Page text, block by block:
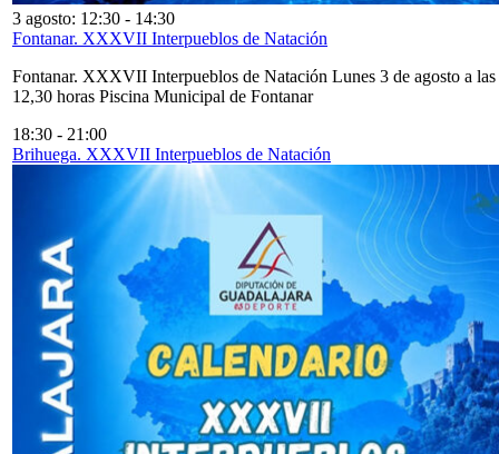
3 agosto: 12:30 - 14:30
Fontanar. XXXVII Interpueblos de Natación
Fontanar. XXXVII Interpueblos de Natación Lunes 3 de agosto a las
12,30 horas Piscina Municipal de Fontanar
18:30 - 21:00
Brihuega. XXXVII Interpueblos de Natación